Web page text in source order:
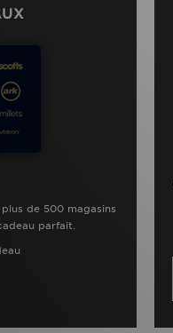
de 500 magasins
parfait.